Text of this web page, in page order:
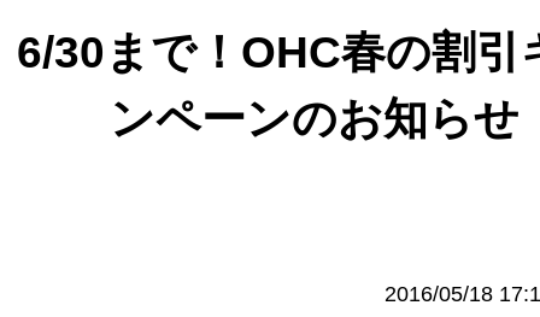
6/30まで！OHC春の割引
ンペーンのお知らせ
2016/05/18